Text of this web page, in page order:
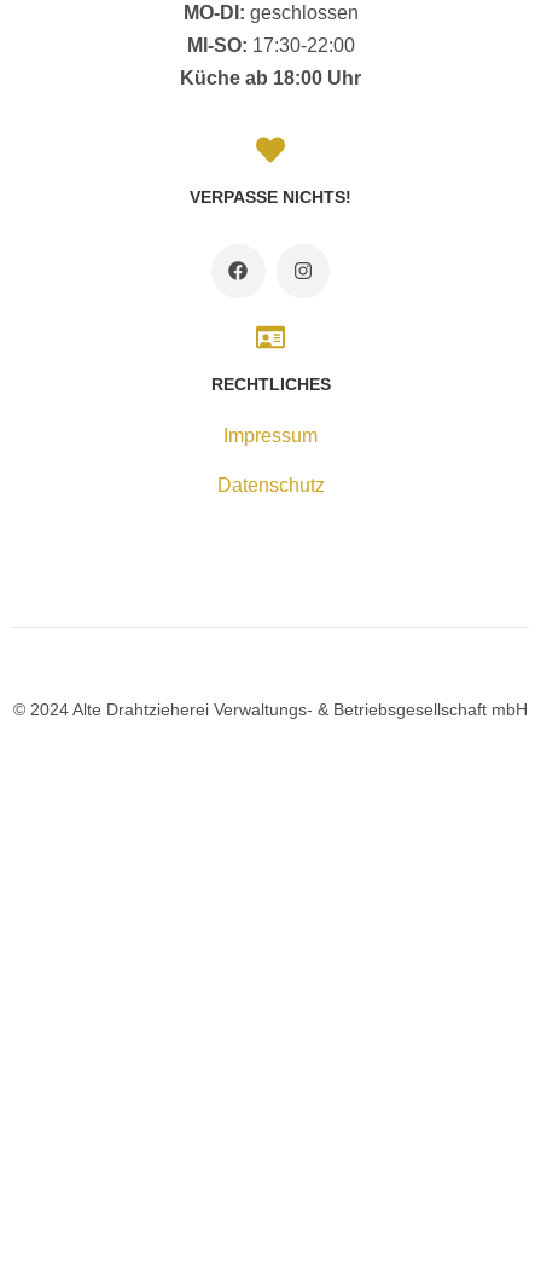
MO-DI: geschlossen
MI-SO: 17:30-22:00
Küche ab 18:00 Uhr
VERPASSE NICHTS!
RECHTLICHES
Impressum
Datenschutz
© 2024 Alte Drahtzieherei Verwaltungs- & Betriebsgesellschaft mbH